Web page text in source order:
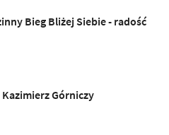
Bieg Bliżej Siebie - radość
Górniczy